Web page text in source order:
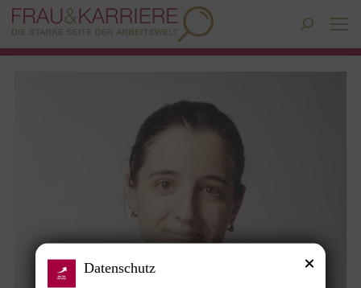
Search:
Datenschutz